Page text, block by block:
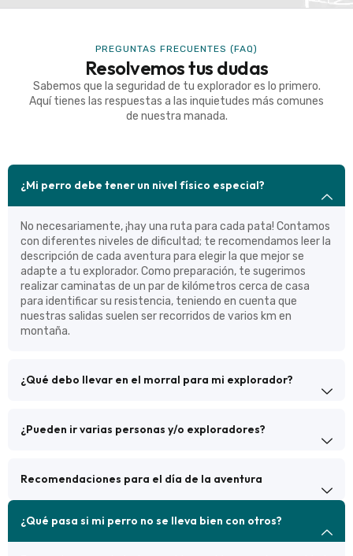
PREGUNTAS FRECUENTES (FAQ)
Resolvemos tus dudas
Sabemos que la seguridad de tu explorador es lo primero.
Aquí tienes las respuestas a las inquietudes más comunes
de nuestra manada.
¿Mi perro debe tener un nivel físico especial?
No necesariamente, ¡hay una ruta para cada pata! Contamos
con diferentes niveles de dificultad; te recomendamos leer la
descripción de cada aventura para elegir la que mejor se
adapte a tu explorador. Como preparación, te sugerimos
realizar caminatas de un par de kilómetros cerca de casa
para identificar su resistencia, teniendo en cuenta que
nuestras salidas suelen ser recorridos de varios km en
montaña.
¿Qué debo llevar en el morral para mi explorador?
¿Pueden ir varias personas y/o exploradores?
Recomendaciones para el día de la aventura
¿Qué pasa si mi perro no se lleva bien con otros?